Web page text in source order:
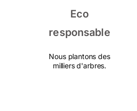
Eco
responsable
Nous plantons des
milliers d'arbres.